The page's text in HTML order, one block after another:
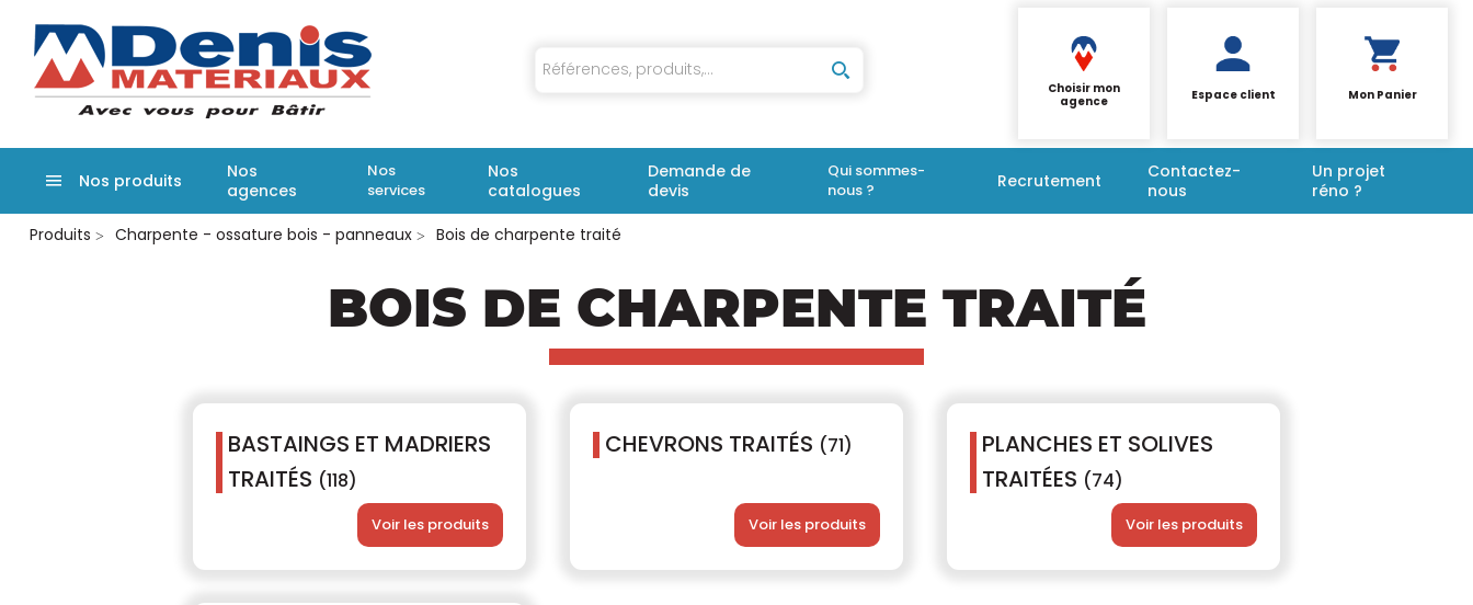
Aller
Choisir mon
agence
Espace client Mon Panier
Nos produits
Nos
agences
Nos
services
Nos
catalogues
Demande de
devis
Qui sommes-
nous ?
Recrutement
Contactez-
nous
Un projet
réno ?
Produits
Charpente - ossature bois - panneaux Bois de charpente traité
BOIS DE CHARPENTE TRAITÉ
BASTAINGS ET MADRIERS
TRAITÉS (118)
Voir les produits
CHEVRONS TRAITÉS (71)
Voir les produits
PLANCHES ET SOLIVES
TRAITÉES (74)
Voir les produits